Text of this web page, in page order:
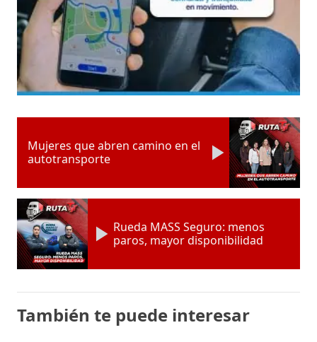
Mujeres que abren camino en el
autotransporte
Rueda MASS Seguro: menos
paros, mayor disponibilidad
También te puede interesar